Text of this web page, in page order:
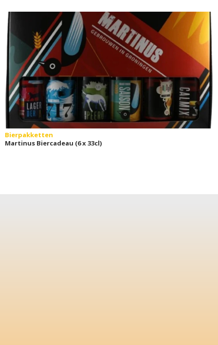
Bierpakketten
Martinus Biercadeau (6 x 33cl)